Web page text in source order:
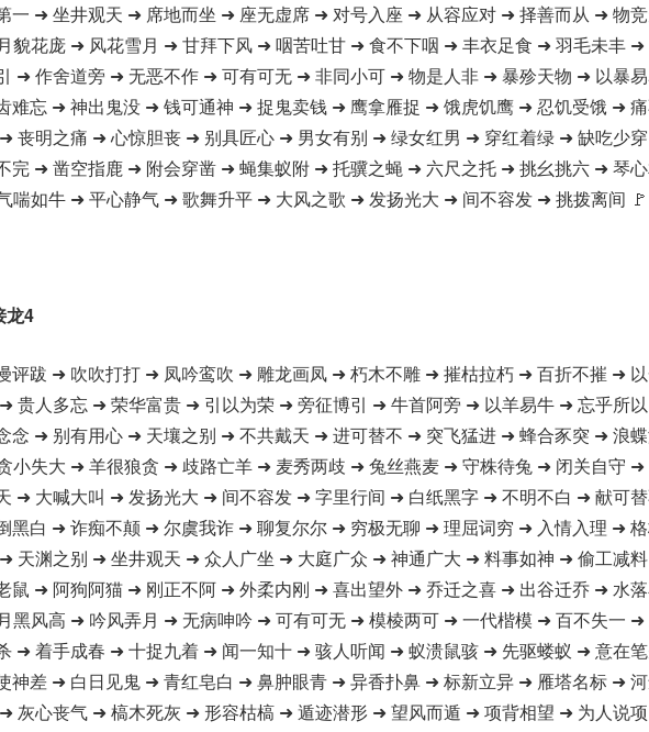
一 ➜ 坐井观天 ➜ 席地而坐 ➜ 座无虚席 ➜ 对号入座 ➜ 从容应对 ➜ 择善而从 ➜ 物
貌花庞 ➜ 风花雪月 ➜ 甘拜下风 ➜ 咽苦吐甘 ➜ 食不下咽 ➜ 丰衣足食 ➜ 羽毛未丰 ➜
➜ 作舍道旁 ➜ 无恶不作 ➜ 可有可无 ➜ 非同小可 ➜ 物是人非 ➜ 暴殄天物 ➜ 以暴
难忘 ➜ 神出鬼没 ➜ 钱可通神 ➜ 捉鬼卖钱 ➜ 鹰拿雁捉 ➜ 饿虎饥鹰 ➜ 忍饥受饿 ➜
丧明之痛 ➜ 心惊胆丧 ➜ 别具匠心 ➜ 男女有别 ➜ 绿女红男 ➜ 穿红着绿 ➜ 缺吃少
完 ➜ 凿空指鹿 ➜ 附会穿凿 ➜ 蝇集蚁附 ➜ 托骥之蝇 ➜ 六尺之托 ➜ 挑幺挑六 ➜ 琴
喘如牛 ➜ 平心静气 ➜ 歌舞升平 ➜ 大风之歌 ➜ 发扬光大 ➜ 间不容发 ➜ 挑拨离间 🚩
龙4
评跋 ➜ 吹吹打打 ➜ 凤吟鸾吹 ➜ 雕龙画凤 ➜ 朽木不雕 ➜ 摧枯拉朽 ➜ 百折不摧 ➜
贵人多忘 ➜ 荣华富贵 ➜ 引以为荣 ➜ 旁征博引 ➜ 牛首阿旁 ➜ 以羊易牛 ➜ 忘乎所
念 ➜ 别有用心 ➜ 天壤之别 ➜ 不共戴天 ➜ 进可替不 ➜ 突飞猛进 ➜ 蜂合豕突 ➜ 浪
小失大 ➜ 羊很狼贪 ➜ 歧路亡羊 ➜ 麦秀两歧 ➜ 兔丝燕麦 ➜ 守株待兔 ➜ 闭关自守 ➜
➜ 大喊大叫 ➜ 发扬光大 ➜ 间不容发 ➜ 字里行间 ➜ 白纸黑字 ➜ 不明不白 ➜ 献可
黑白 ➜ 诈痴不颠 ➜ 尔虞我诈 ➜ 聊复尔尔 ➜ 穷极无聊 ➜ 理屈词穷 ➜ 入情入理 ➜
天渊之别 ➜ 坐井观天 ➜ 众人广坐 ➜ 大庭广众 ➜ 神通广大 ➜ 料事如神 ➜ 偷工减
鼠 ➜ 阿狗阿猫 ➜ 刚正不阿 ➜ 外柔内刚 ➜ 喜出望外 ➜ 乔迁之喜 ➜ 出谷迁乔 ➜ 水
黑风高 ➜ 吟风弄月 ➜ 无病呻吟 ➜ 可有可无 ➜ 模棱两可 ➜ 一代楷模 ➜ 百不失一 ➜
➜ 着手成春 ➜ 十捉九着 ➜ 闻一知十 ➜ 骇人听闻 ➜ 蚁溃鼠骇 ➜ 先驱蝼蚁 ➜ 意在
神差 ➜ 白日见鬼 ➜ 青红皂白 ➜ 鼻肿眼青 ➜ 异香扑鼻 ➜ 标新立异 ➜ 雁塔名标 ➜
灰心丧气 ➜ 槁木死灰 ➜ 形容枯槁 ➜ 遁迹潜形 ➜ 望风而遁 ➜ 项背相望 ➜ 为人说